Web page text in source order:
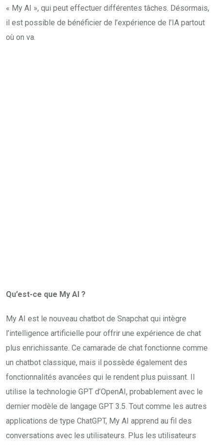
« My AI », qui peut effectuer différentes tâches. Désormais,
il est possible de bénéficier de l’expérience de l’IA partout
où on va.
Qu’est-ce que My AI ?
My AI est le nouveau chatbot de Snapchat qui intègre
l’intelligence artificielle pour offrir une expérience de chat
plus enrichissante. Ce camarade de chat fonctionne comme
un chatbot classique, mais il possède également des
fonctionnalités avancées qui le rendent plus puissant. Il
utilise la technologie GPT d’OpenAI, probablement avec le
dernier modèle de langage GPT 3.5. Tout comme les autres
applications de type ChatGPT, My AI apprend au fil des
conversations avec les utilisateurs. Plus les utilisateurs